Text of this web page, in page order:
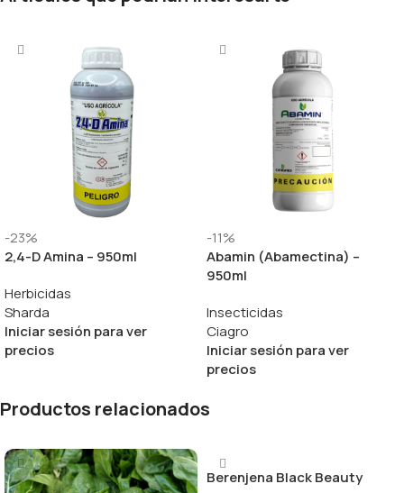
-23%
2,4-D Amina – 950ml
Herbicidas
Sharda
Iniciar sesión para ver
precios
-11%
Abamin (Abamectina) –
950ml
Insecticidas
Ciagro
Iniciar sesión para ver
precios
Productos relacionados
Berenjena Black Beauty